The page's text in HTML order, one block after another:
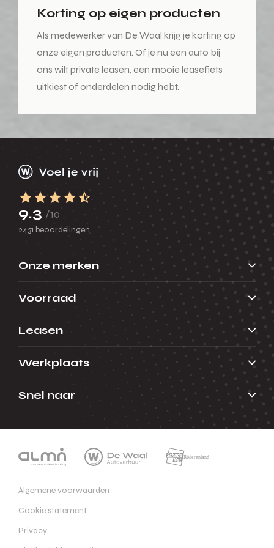
Korting op eigen producten
Als medewerker van De Waal krijg je korting op
onze eigen producten. Of je nu een auto bij
ons wilt private leasen, een mooie leasefiets
uitkiest of onderdelen nodig hebt.
9.3 /10
2431 beoordelingen
Onze merken
Voorraad
Leasen
Werkplaats
Snel naar
Algemene voorwaarden
Cookie statement
Privacy